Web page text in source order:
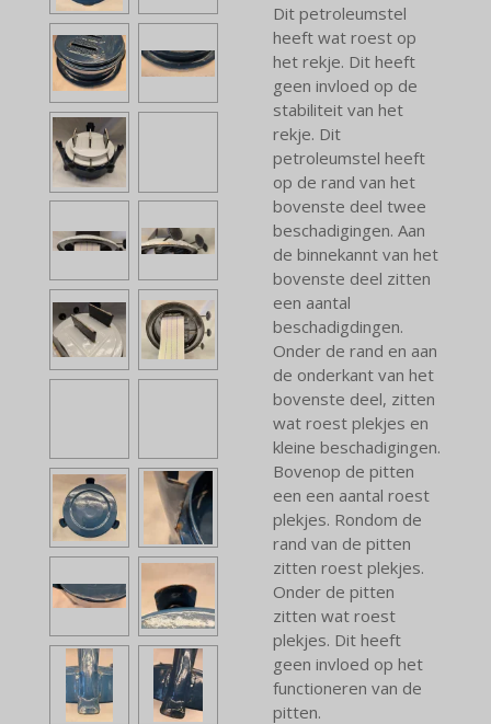
Dit petroleumstel
heeft wat roest op
het rekje. Dit heeft
geen invloed op de
stabiliteit van het
rekje. Dit
petroleumstel heeft
op de rand van het
bovenste deel twee
beschadigingen. Aan
de binnekannt van het
bovenste deel zitten
een aantal
beschadigdingen.
Onder de rand en aan
de onderkant van het
bovenste deel, zitten
wat roest plekjes en
kleine beschadigingen.
Bovenop de pitten
een een aantal roest
plekjes. Rondom de
rand van de pitten
zitten roest plekjes.
Onder de pitten
zitten wat roest
plekjes. Dit heeft
geen invloed op het
functioneren van de
pitten.